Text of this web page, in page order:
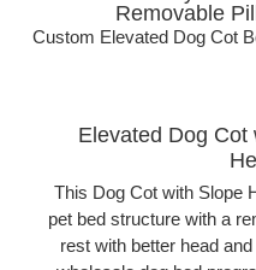
Removable
Custom Elevated Dog Cot
Elevated Dog
This Dog Cot with Slope
pet bed structure with a
rest with better head